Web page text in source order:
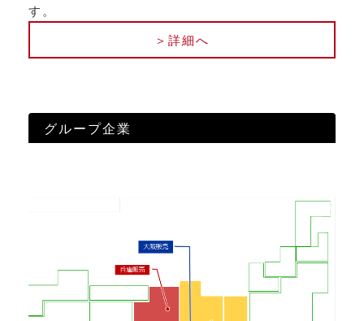
す。
＞詳細へ
グループ企業